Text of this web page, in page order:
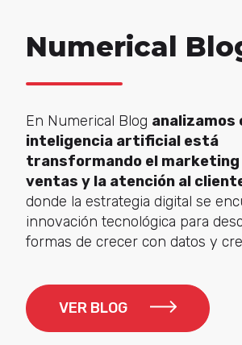
añadir los gastos de
los productos y cumplir
requisitos de ciertas
Head of
Lo que más valoramos
con Cyberclick es su
siempre cercano, con
negocio y adaptarse a
necesidades en todo
MiiN tenemos un alto
exigencia y un ritmo de
Numerical
En Numerical Blog analizamos
inteligencia artificial está
transformando el
ventas y la atención al
donde la estrategia digital se
innovación tecnológica para
formas de crecer con datos y
VER BLOG